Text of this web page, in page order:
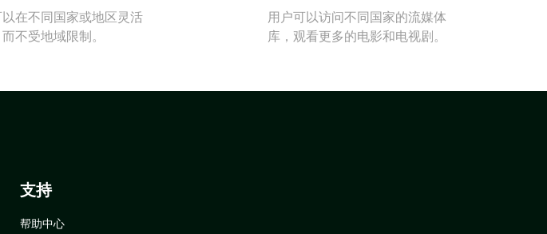
以在不同国家或地区灵活
不受地域限制。
用户可以访问不同国家的流媒体
库，观看更多的电影和电视剧。
支持
帮助中心